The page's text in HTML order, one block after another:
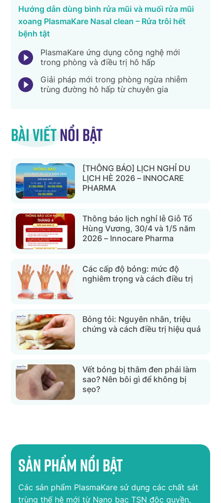
Hướng dẫn dùng bình rửa mũi và muối rửa mũi
xoang PlasmaKare Nasal clean – Rửa trôi hết
bệnh tật
PlasmaKare ứng dụng công nghệ mới
trong phòng và điều trị hô hấp
Giải pháp mới trong phòng ngừa nhiễm
trùng đường hô hấp từ chuyên gia
Bài viếtnổi bật
[THÔNG BÁO] LỊCH NGHỈ DU
LỊCH HÈ 2026 – INNOCARE
PHARMA
Thông báo lịch nghỉ lễ Giỗ Tổ
Hùng Vương, 30/4 và 1/5 năm
2026 – Innocare Pharma
Các cấp độ bỏng: mức độ
nghiêm trọng và cách điều trị
Bỏng tỏi: Nguyên nhân, triệu
chứng và cách điều trị hiệu quả
Vết bỏng bị thâm đen phải làm
sao? Nên bôi gì để không bị
sẹo?
Sản phẩm nổi bật
Các sản phẩm PlasmaKare sử dụng các chất sát
trùng thế hệ mới từ Nano bạc TSN độc quyền,